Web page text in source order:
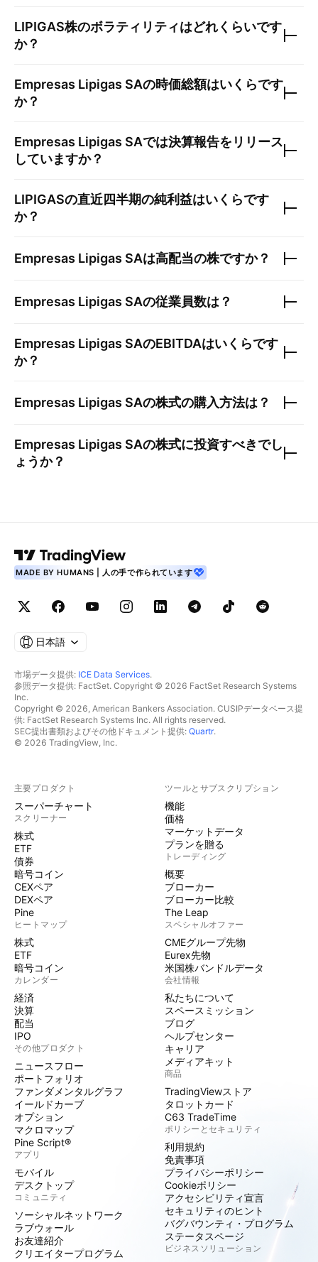
LIPIGAS株のボラティリティはどれくらいです
か？
Empresas Lipigas SAの時価総額はいくらです
か？
Empresas Lipigas SAでは決算報告をリリース
していますか？
LIPIGASの直近四半期の純利益はいくらです
か？
Empresas Lipigas SAは高配当の株ですか？
Empresas Lipigas SAの従業員数は？
Empresas Lipigas SAのEBITDAはいくらです
か？
Empresas Lipigas SAの株式の購入方法は？
Empresas Lipigas SAの株式に投資すべきでし
ょうか？
MADE BY HUMANS | 人の手で作られています
日本語
市場データ提供: ICE Data Services.
参照データ提供: FactSet. Copyright © 2026 FactSet Research Systems
Inc.
Copyright © 2026, American Bankers Association. CUSIPデータベース提
供: FactSet Research Systems Inc. All rights reserved.
SEC提出書類およびその他ドキュメント提供: Quartr.
© 2026 TradingView, Inc.
主要プロダクト
スーパーチャート
スクリーナー
株式
ETF
債券
暗号コイン
CEXペア
DEXペア
Pine
ヒートマップ
株式
ETF
暗号コイン
カレンダー
経済
決算
配当
IPO
その他プロダクト
ニュースフロー
ポートフォリオ
ファンダメンタルグラフ
イールドカーブ
オプション
マクロマップ
Pine Script®
アプリ
モバイル
デスクトップ
コミュニティ
ソーシャルネットワーク
ラブウォール
お友達紹介
クリエイタープログラム
ツールとサブスクリプション
機能
価格
マーケットデータ
プランを贈る
トレーディング
概要
ブローカー
ブローカー比較
The Leap
スペシャルオファー
CMEグループ先物
Eurex先物
米国株バンドルデータ
会社情報
私たちについて
スペースミッション
ブログ
ヘルプセンター
キャリア
メディアキット
商品
TradingViewストア
タロットカード
C63 TradeTime
ポリシーとセキュリティ
利用規約
免責事項
プライバシーポリシー
Cookieポリシー
アクセシビリティ宣言
セキュリティのヒント
バグバウンティ・プログラム
ステータスページ
ビジネスソリューション